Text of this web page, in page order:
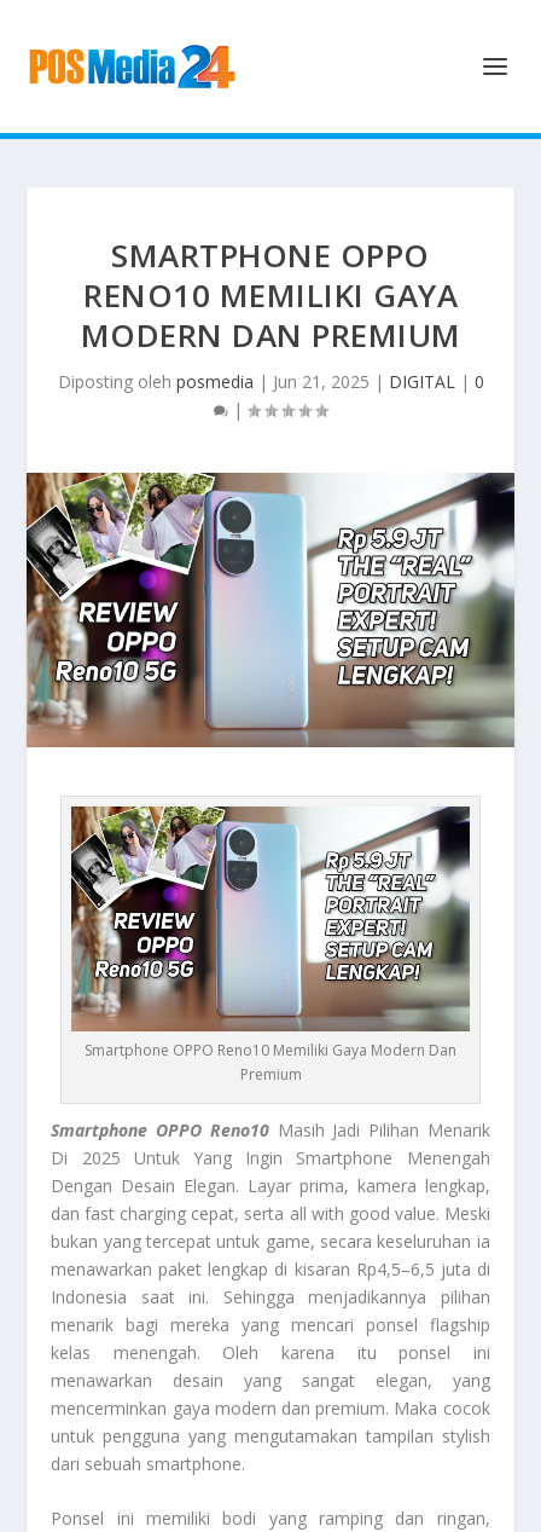
SMARTPHONE OPPO
RENO10 MEMILIKI GAYA
MODERN DAN PREMIUM
Diposting oleh posmedia | Jun 21, 2025 | DIGITAL| 0
|
Smartphone OPPO Reno10 Memiliki Gaya Modern Dan
Premium
Smartphone OPPO Reno10Masih Jadi Pilihan Menarik
Di 2025 Untuk Yang Ingin Smartphone Menengah
Dengan Desain Elegan. Layar prima, kamera lengkap,
dan fast charging cepat, serta all with good value. Meski
bukan yang tercepat untuk game, secara keseluruhan ia
menawarkan paket lengkap di kisaran Rp4,5–6,5 juta di
Indonesia saat ini. Sehingga menjadikannya pilihan
menarik bagi mereka yang mencari ponsel flagship
kelas menengah. Oleh karena itu ponsel ini
menawarkan desain yang sangat elegan, yang
mencerminkan gaya modern dan premium. Maka cocok
untuk pengguna yang mengutamakan tampilan stylish
dari sebuah smartphone.
Ponsel ini memiliki bodi yang ramping dan ringan,